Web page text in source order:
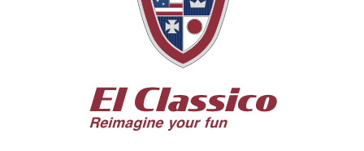
56 CHEVY BEL-AIR * KOMO *
56 CHEVY BEL-AIR *SPARKLE 56
57 CHEVY BEL-AIR CONVERTIBLE
57 CHEVY NOMAD *ACID 57*